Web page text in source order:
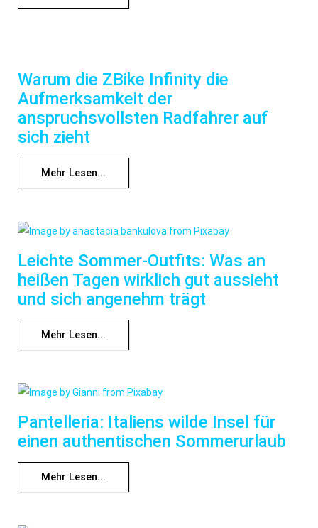
Warum die ZBike Infinity die
Aufmerksamkeit der
anspruchsvollsten Radfahrer auf
sich zieht
Mehr Lesen...
Leichte Sommer-Outfits: Was an
heißen Tagen wirklich gut aussieht
und sich angenehm trägt
Mehr Lesen...
Pantelleria: Italiens wilde Insel für
einen authentischen Sommerurlaub
Mehr Lesen...